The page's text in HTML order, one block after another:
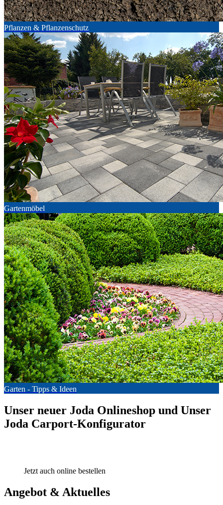
Pflanzen & Pflanzenschutz
Gartenmöbel
Garten - Tipps & Ideen
Unser neuer Joda Onlineshop und Unser
Joda Carport-Konfigurator
Jetzt auch online bestellen
Angebot & Aktuelles